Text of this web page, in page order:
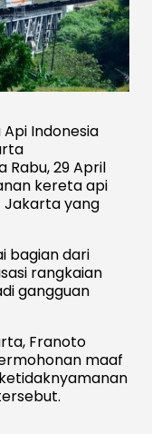
Indonesia
Rabu, 29 April
kereta api
Jakarta yang
bagian dari
rangkaian
gangguan
Franoto
maaf